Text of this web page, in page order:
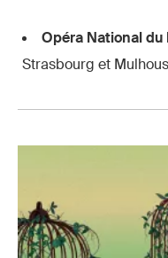
Opéra National du
Strasbourg et